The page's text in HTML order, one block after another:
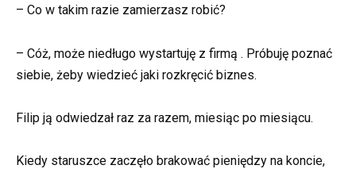
– Co w takim razie zamierzasz robić?
– Cóż, może niedługo wystartuję z firmą . Próbuję poznać
siebie, żeby wiedzieć jaki rozkręcić biznes.
Filip ją odwiedzał raz za razem, miesiąc po miesiącu.
Kiedy staruszce zaczęło brakować pieniędzy na koncie,